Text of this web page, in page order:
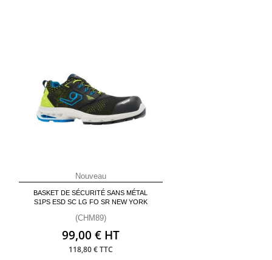
Nouveau
BASKET DE SÉCURITÉ SANS MÉTAL
S1PS ESD SC LG FO SR NEW YORK
(CHM89)
99,00 € HT
118,80 € TTC